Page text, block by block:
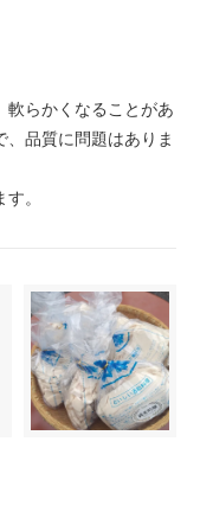
軟らかくなることがあ
、品質に問題はありま
。